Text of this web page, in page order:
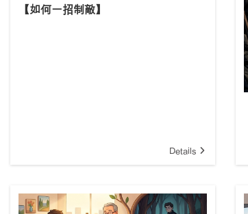
【如何一招制敵】
Details